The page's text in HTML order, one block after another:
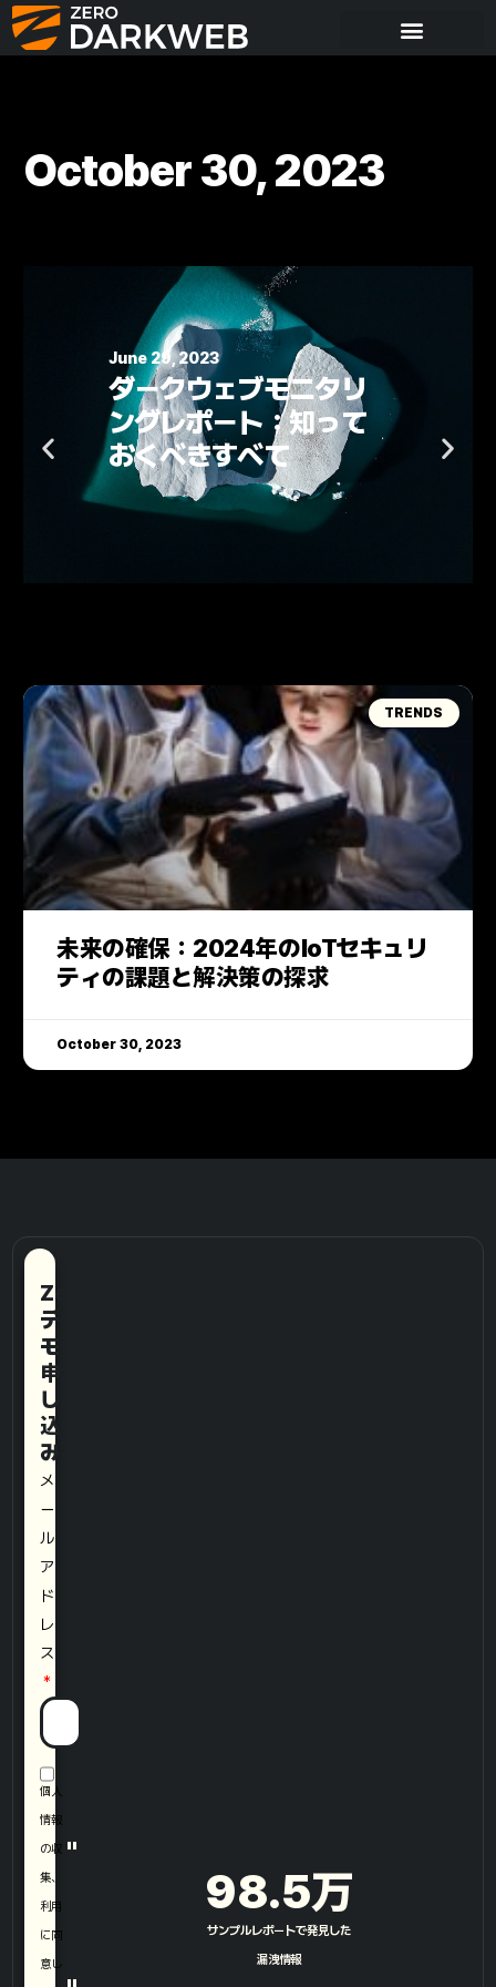
October 30, 2023
ウェブモニタリ
ポート：知って
きすべて
ウェア
TRENDS
未来の確保：2024年のIoTセキュリ
ティの課題と解決策の探求
October 30, 2023
ZeroDarkWeb
デ
モ
申
し
込
み
メ
ー
ル
ア
ド
レ
ス
個人
情報
の収
集、
利用
に同
意し
"
98.5万
サンプルレポートで発見した
漏洩情報​